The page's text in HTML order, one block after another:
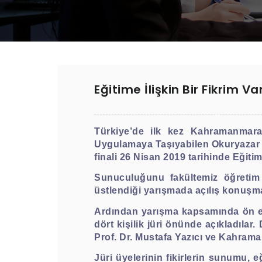
Eğitime İlişkin Bir Fikrim
Türkiye’de ilk kez
Uygulamaya Taşıyabilen
finali 26 Nisan 2019 tarihinde
Sunuculuğunu fakültemiz
üstlendiği yarışmada açılış
Ardından yarışma kapsamında
dört kişilik jüri önünde
Prof. Dr. Mustafa Yazıcı ve
Jüri üyelerinin fikirlerin sunumu,